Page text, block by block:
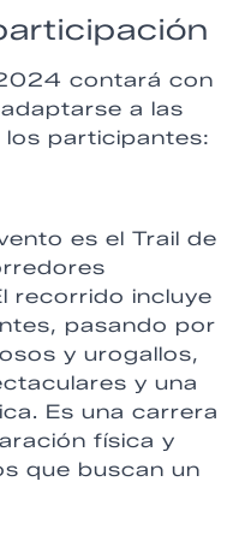
contará con
a las
los participantes:
es el Trail de
recorrido incluye
pasando por
y urogallos,
y una
Es una carrera
física y
que buscan un